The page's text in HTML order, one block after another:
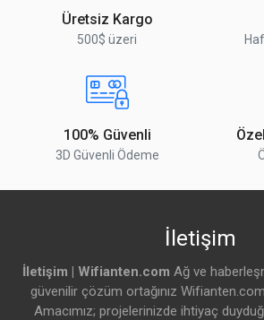
WiFi 5 (802.11ac)
WiFi 4 (802.11n)
Band Steering
802.11r Hızlı
802.11k RRM
Üretsiz Kargo
500$ üzeri
100% Güvenli
3D Güvenli Ödeme
İletişim
İletişim | Wifianten.com Ağ ve
güvenilir çözüm ortağınız
Amacımız; projelerinizde ihtiyaç